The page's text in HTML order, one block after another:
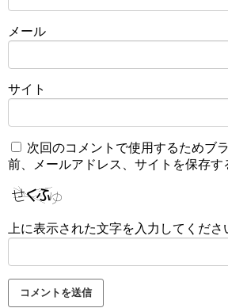
メール
サイト
次回のコメントで使用するためブ
前、メールアドレス、サイトを保存す
上に表示された文字を入力してくださ